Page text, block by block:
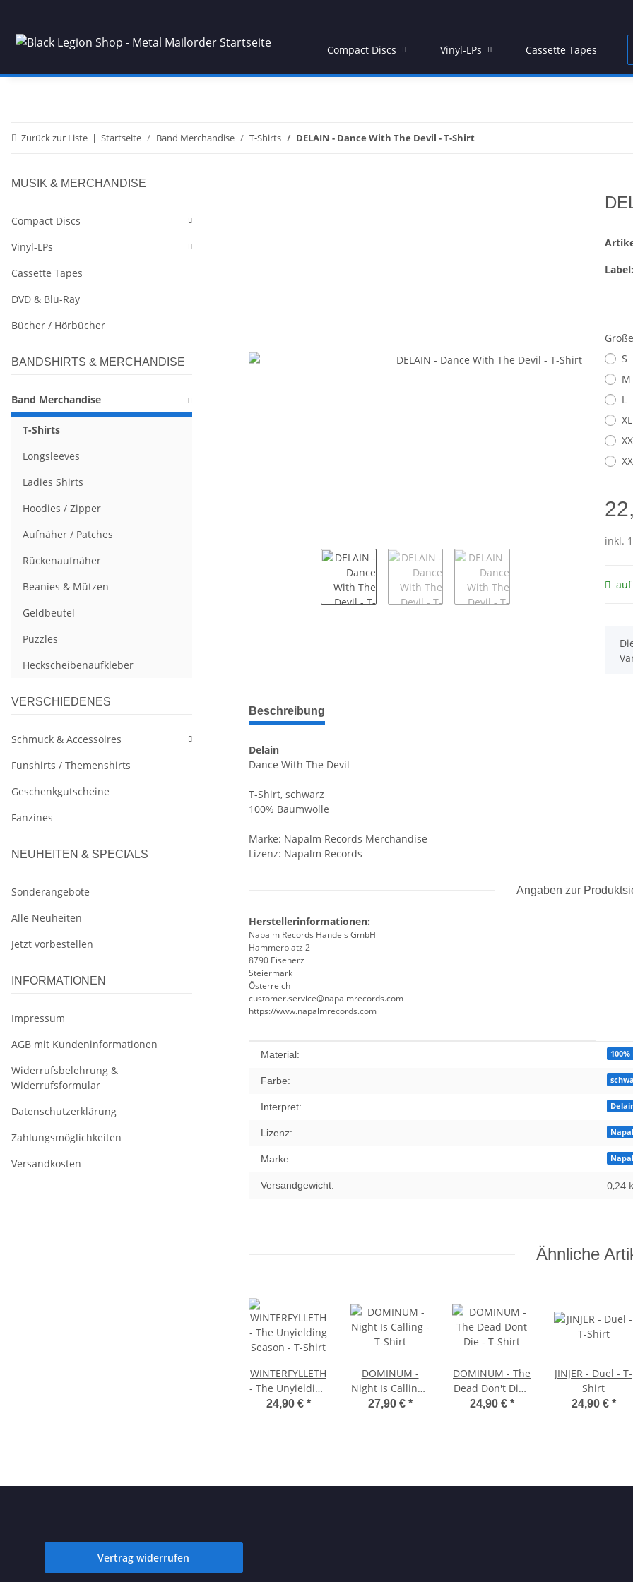
Compact Discs Vinyl-LPs Cassette Tapes
Zurück zur Liste Startseite Band Merchandise T-Shirts DELAIN - Dance With The Devil - T-Shirt
Label:
Größe
S
M
L
XL
inkl.
x
weitere Registerkarten anzeigen
Beschreibung
Delain
Dance With The Devil
T-Shirt, schwarz
100% Baumwolle
Marke: Napalm Records Merchandise
Lizenz: Napalm Records
Angaben zur
Herstellerinformationen:
Napalm Records Handels GmbH
Hammerplatz 2
8790 Eisenerz
Steiermark
Österreich
customer.service@napalmrecords.com
https://www.napalmrecords.com
Produkteigenschaft
Wert
Material:
Farbe:
Interpret:
Lizenz:
Marke:
Versandgewicht: 0,24
Ähnliche
WINTERFYLLETH
- The Unyielding
Season - T-Shirt
24,90 € *
DOMINUM -
Night Is Calling -
T-Shirt
27,90 € *
DOMINUM - The
Dead Don't Die -
T-Shirt
24,90 € *
JINJER - Duel - T-
Shirt
24,90 € *
MUSIK & MERCHANDISE
Compact Discs
Vinyl-LPs
Cassette Tapes
DVD & Blu-Ray
Bücher / Hörbücher
BANDSHIRTS & MERCHANDISE
Band Merchandise
T-Shirts
Longsleeves
Ladies Shirts
Hoodies / Zipper
Aufnäher / Patches
Rückenaufnäher
Beanies & Mützen
Geldbeutel
Puzzles
Heckscheibenaufkleber
VERSCHIEDENES
Schmuck & Accessoires
Funshirts / Themenshirts
Geschenkgutscheine
Fanzines
NEUHEITEN & SPECIALS
Sonderangebote
Alle Neuheiten
Jetzt vorbestellen
INFORMATIONEN
Impressum
AGB mit Kundeninformationen
Widerrufsbelehrung &
Widerrufsformular
Datenschutzerklärung
Zahlungsmöglichkeiten
Versandkosten
Vertrag widerrufen